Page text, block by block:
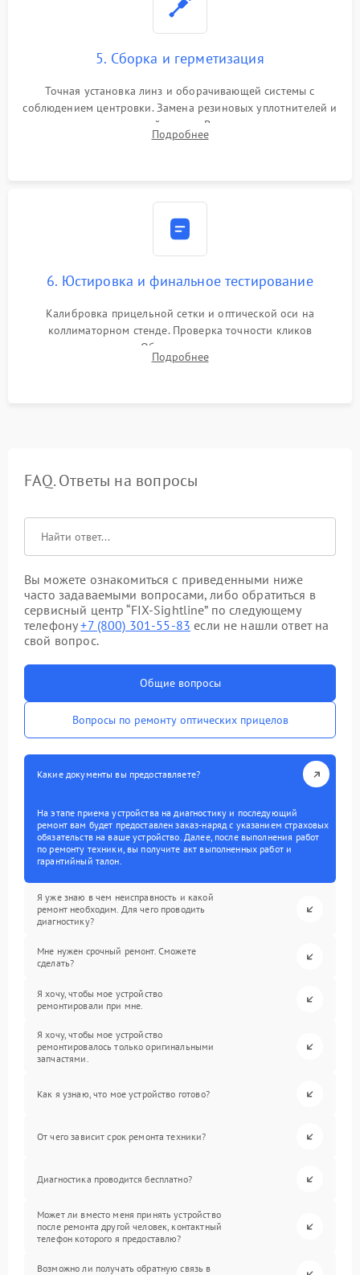
5. Сборка и герметизация
Точная установка линз и оборачивающей системы с
соблюдением центровки. Замена резиновых уплотнителей и
нанесение влагозащитной смазки. Вакуумирование корпуса
и заполнение его осушенным азотом или аргоном для
Подробнее
6. Юстировка и финальное тестирование
Калибровка прицельной сетки и оптической оси на
коллиматорном стенде. Проверка точности кликов
механизма поправок. Обязательное испытание прицела на
ударном стенде для проверки устойчивости к отдаче и
Подробнее
FAQ. Ответы на вопросы
Вы можете ознакомиться с приведенными ниже
часто задаваемыми вопросами, либо обратиться в
сервисный центр “FIX-Sightline” по следующему
телефону+7 (800) 301-55-83 если не нашли ответ на
свой вопрос.
Общие вопросы
Вопросы по ремонту оптических прицелов
Какие документы вы предоставляете?
На этапе приема устройства на диагностику и последующий
ремонт вам будет предоставлен заказ-наряд с указанием страховых
обязательств на ваше устройство. Далее, после выполнения работ
по ремонту техники, вы получите акт выполненных работ и
гарантийный талон.
Я уже знаю в чем неисправность и какой
ремонт необходим. Для чего проводить
диагностику?
Мне нужен срочный ремонт. Сможете
сделать?
Я хочу, чтобы мое устройство
ремонтировали при мне.
Я хочу, чтобы мое устройство
ремонтировалось только оригинальными
запчастями.
Как я узнаю, что мое устройство готово?
От чего зависит срок ремонта техники?
Диагностика проводится бесплатно?
Может ли вместо меня принять устройство
после ремонта другой человек, контактный
телефон которого я предоставлю?
Возможно ли получать обратную связь в